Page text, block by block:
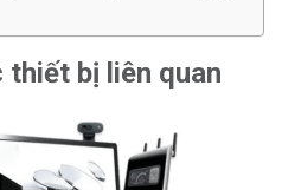
thiết bị liên quan